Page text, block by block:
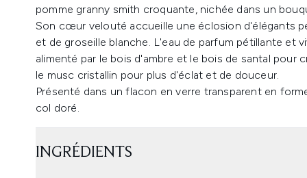
pomme granny smith croquante, nichée dans un
Son cœur velouté accueille une éclosion d'élégants
et de groseille blanche. L'eau de parfum pétillante et
alimenté par le bois d'ambre et le bois de santal pour
le musc cristallin pour plus d'éclat et de douceur.
Présenté dans un flacon en verre transparent en
col doré.
INGRÉDIENTS